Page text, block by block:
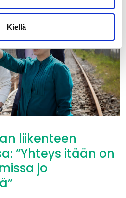
Kiellä
liikenteen
”Yhteys itään on
jo